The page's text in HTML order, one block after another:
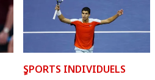
ٍSPORTS INDIVIDUELS